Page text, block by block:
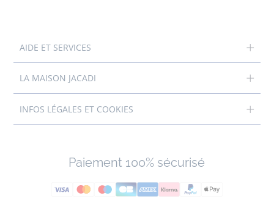
AIDE ET SERVICES
LA MAISON JACADI
INFOS LÉGALES ET COOKIES
Paiement 100% sécurisé